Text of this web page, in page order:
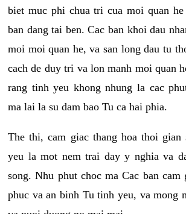
biet muc phi chua tri cua moi quan
ban dang tai ben. Cac ban khoi dau
moi moi quan he, va san long dau tu
cach de duy tri va lon manh moi quan
rang tinh yeu khong nhung la cac
ma lai la su dam bao Tu ca hai phia.
The thi, cam giac thang hoa thoi gian
yeu la mot nem trai day y nghia va
song. Nhu phut choc ma Cac ban cam
phuc va an binh Tu tinh yeu, va mong